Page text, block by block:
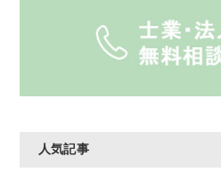
人気記事